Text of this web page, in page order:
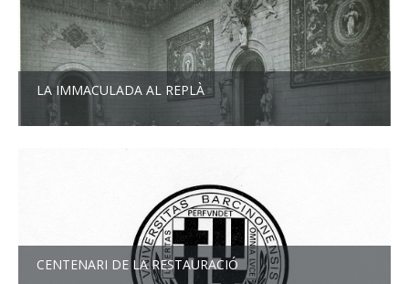
LA IMMACULADA AL REPLÀ
CENTENARI DE LA RESTAURACIÓ